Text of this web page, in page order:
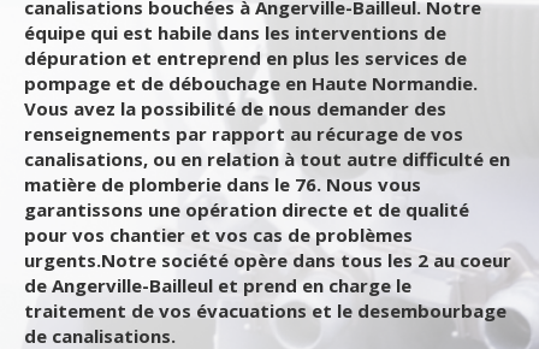
canalisations bouchées à Angerville-Bailleul. Notre
équipe qui est habile dans les interventions de
dépuration et entreprend en plus les services de
pompage et de débouchage en Haute Normandie.
Vous avez la possibilité de nous demander des
renseignements par rapport au récurage de vos
canalisations, ou en relation à tout autre difficulté en
matière de plomberie dans le 76. Nous vous
garantissons une opération directe et de qualité
pour vos chantier et vos cas de problèmes
urgents.Notre société opère dans tous les 2 au coeur
de Angerville-Bailleul et prend en charge le
traitement de vos évacuations et le desembourbage
de canalisations.